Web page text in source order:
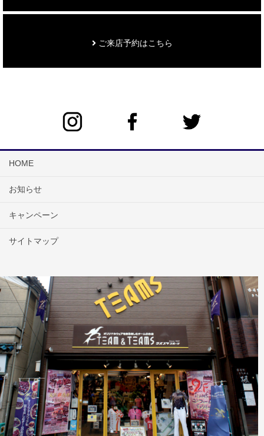
ご来店予約はこちら
HOME
お知らせ
キャンペーン
サイトマップ